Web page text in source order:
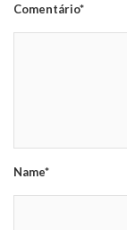
Comentário*
Name*